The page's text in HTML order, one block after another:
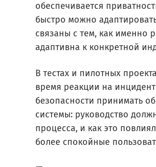
обеспечивается
быстро можно
связаны с тем, как именно
адаптивна к конкретной
В тестах и пилотных
время реакции на
безопасности принимать
системы: руководство
процесса, и как это
более спокойные